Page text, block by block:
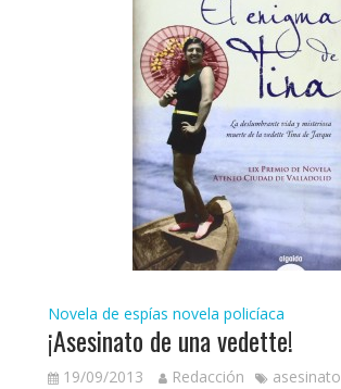
Novela de espías novela policíaca
¡Asesinato de una vedette!
19/09/2013 Redacción asesinato